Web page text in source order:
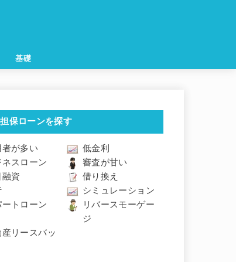
基礎
保ローンを探す
者が多い
低金利
ネスローン
審査が甘い
融資
借り換え
シミュレーション
ートローン
リバースモーゲー
ジ
産リースバッ